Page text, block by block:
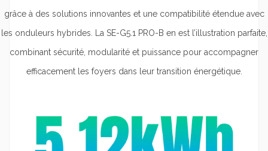
grâce à des solutions innovantes et une compatibilité étendue avec
les onduleurs hybrides. La SE-G5.1 PRO-B en est l’illustration parfaite,
combinant sécurité, modularité et puissance pour accompagner
efficacement les foyers dans leur transition énergétique.